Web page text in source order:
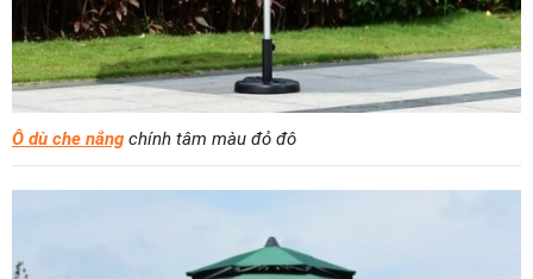
Ô dù che nắng chính tâm màu đỏ đô